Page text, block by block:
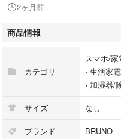
2ヶ月前
商品情報
カテゴリ
スマホ/
› 生活家電
› 加湿器/
サイズ なし
ブランド BRUNO